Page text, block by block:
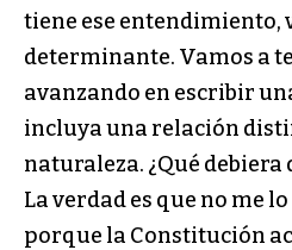
tiene ese entendimiento,
determinante. Vamos a
avanzando en escribir
incluya una relación
naturaleza. ¿Qué
La verdad es que no me
porque la Constitución